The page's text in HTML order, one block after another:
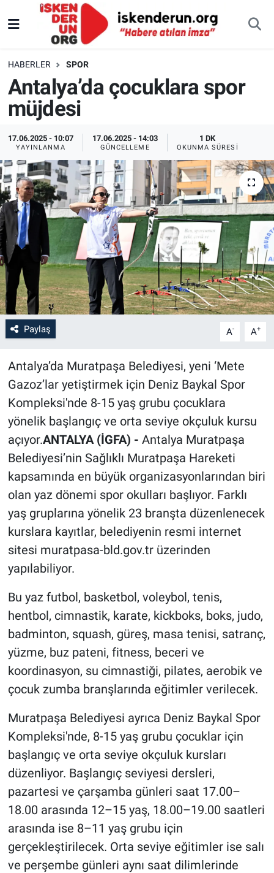
HABERLER SPOR
Antalya’da çocuklara spor
müjdesi
17.06.2025 - 10:07
YAYINLANMA
17.06.2025 - 14:03
GÜNCELLEME
1 DK
OKUNMA SÜRESI
Paylaş A- A+
Antalya’da Muratpaşa Belediyesi, yeni ‘Mete
Gazoz’lar yetiştirmek için Deniz Baykal Spor
Kompleksi'nde 8-15 yaş grubu çocuklara
yönelik başlangıç ve orta seviye okçuluk kursu
açıyor.ANTALYA (İGFA) - Antalya Muratpaşa
Belediyesi’nin Sağlıklı Muratpaşa Hareketi
kapsamında en büyük organizasyonlarından biri
olan yaz dönemi spor okulları başlıyor. Farklı
yaş gruplarına yönelik 23 branşta düzenlenecek
kurslara kayıtlar, belediyenin resmi internet
sitesi muratpasa-bld.gov.tr üzerinden
yapılabiliyor.
Bu yaz futbol, basketbol, voleybol, tenis,
hentbol, cimnastik, karate, kickboks, boks, judo,
badminton, squash, güreş, masa tenisi, satranç,
yüzme, buz pateni, fitness, beceri ve
koordinasyon, su cimnastiği, pilates, aerobik ve
çocuk zumba branşlarında eğitimler verilecek.
Muratpaşa Belediyesi ayrıca Deniz Baykal Spor
Kompleksi'nde, 8-15 yaş grubu çocuklar için
başlangıç ve orta seviye okçuluk kursları
düzenliyor. Başlangıç seviyesi dersleri,
pazartesi ve çarşamba günleri saat 17.00–
18.00 arasında 12–15 yaş, 18.00–19.00 saatleri
arasında ise 8–11 yaş grubu için
gerçekleştirilecek. Orta seviye eğitimler ise salı
ve perşembe günleri aynı saat dilimlerinde